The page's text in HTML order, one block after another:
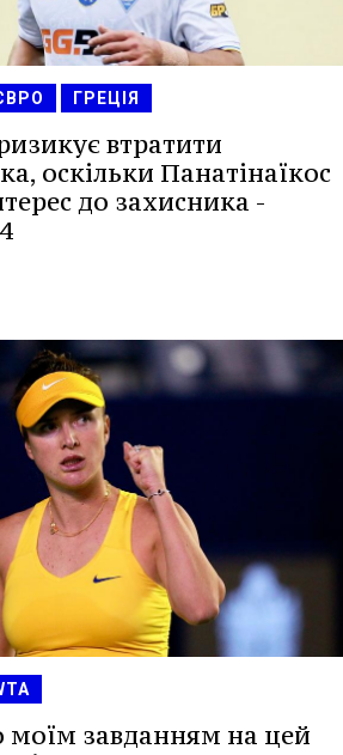
ГРЕЦІЯ
втратити
оскільки Панатінаїкос
до захисника -
моїм завданням на цей